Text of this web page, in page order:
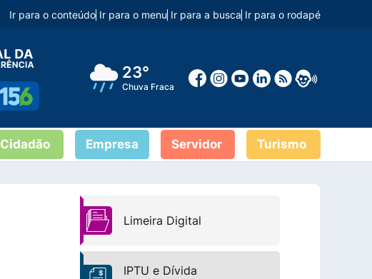
Ir para o conteúdo Ir para o menu Ir para a busca Ir para o rodapé
23°
Chuva Fraca
Cidadão Empresa Servidor Turismo
Limeira Digital
IPTU e Dívida